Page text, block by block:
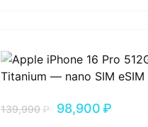
139,990₽ 98,900₽